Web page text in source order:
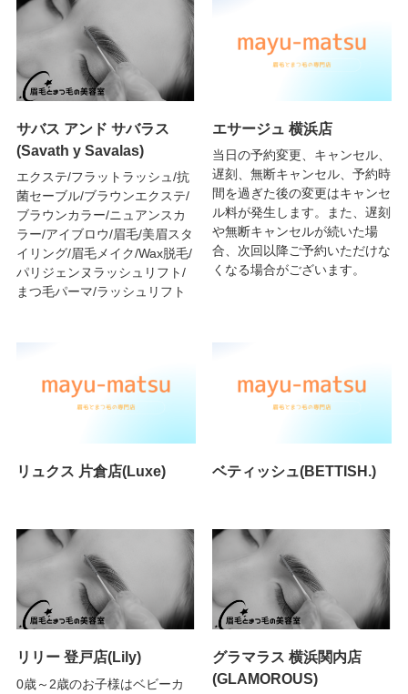
サバス アンド サバラス
(Savath y Savalas)
エクステ/フラットラッシュ/抗
菌セーブル/ブラウンエクステ/
ブラウンカラー/ニュアンスカ
ラー/アイブロウ/眉毛/美眉スタ
イリング/眉毛メイク/Wax脱毛/
パリジェンヌラッシュリフト/
まつ毛パーマ/ラッシュリフト
エサージュ 横浜店
当日の予約変更、キャンセル、
遅刻、無断キャンセル、予約時
間を過ぎた後の変更はキャンセ
ル料が発生します。また、遅刻
や無断キャンセルが続いた場
合、次回以降ご予約いただけな
くなる場合がございます。
リュクス 片倉店(Luxe) ベティッシュ(BETTISH.)
リリー 登戸店(Lily)
0歳～2歳のお子様はベビーカ
グラマラス 横浜関内店
(GLAMOROUS)